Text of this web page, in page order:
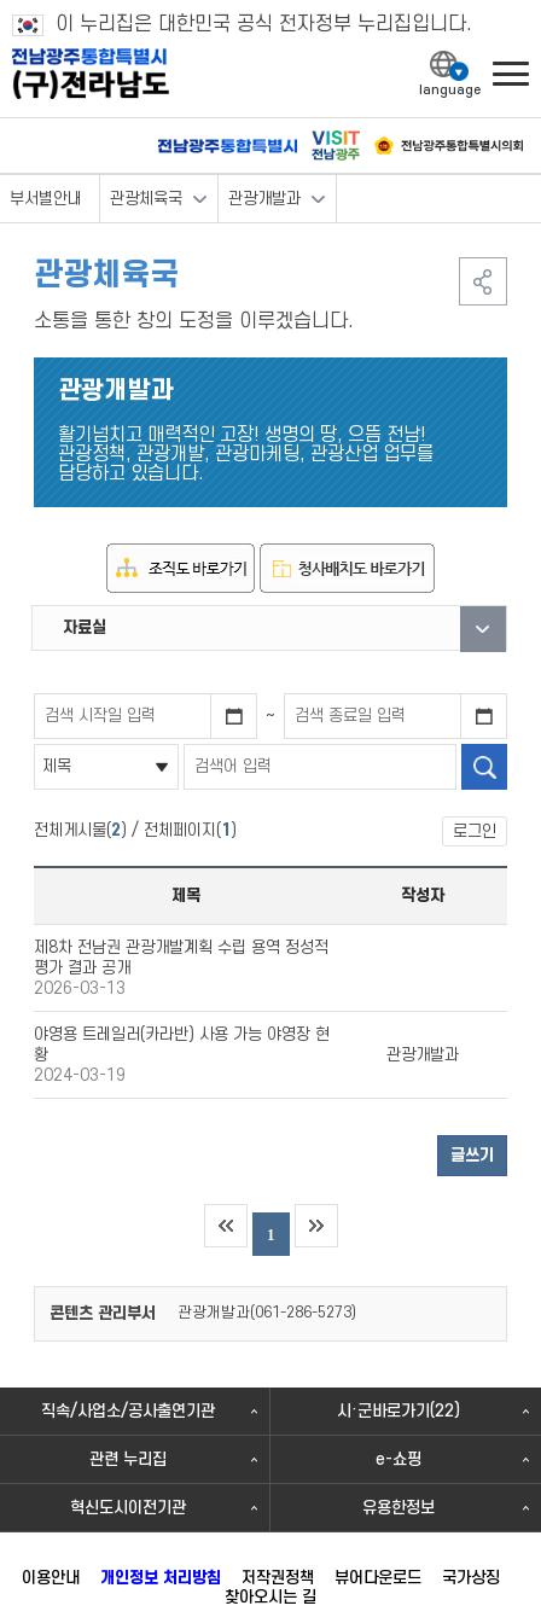
이 누리집은 대한민국 공식 전자정부 누리집입니다.
부서별안내 관광체육국 관광개발과
관광체육국
소통을 통한 창의 도정을 이루겠습니다.
관광개발과
활기넘치고 매력적인 고장! 생명의 땅, 으뜸 전남!
관광정책, 관광개발, 관광마케팅, 관광산업 업무를
담당하고 있습니다.
직원안내
부서안내
자료실
~
전체게시물(2 ) / 전체페이지( 1 ) 로그인
제목 작성자
제8차 전남권 관광개발계획 수립 용역 정성적
평가 결과 공개
2026-03-13
야영용 트레일러(카라반) 사용 가능 야영장 현
황
2024-03-19
관광개발과
글쓰기
1
콘텐츠 관리부서 관광개발과(061-286-5273)
직속/사업소/공사출연기관 시·군바로가기(22)
관련 누리집 e-쇼핑
혁신도시이전기관 유용한정보
이용안내 개인정보 처리방침 저작권정책 뷰어다운로드
국가상징
찾아오시는 길